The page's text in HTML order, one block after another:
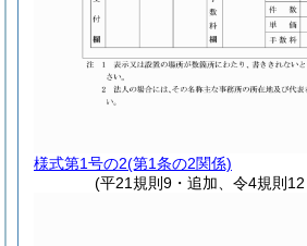
様式第1号の2(第1条の2関係)
(平21規則9・追加、令4規則